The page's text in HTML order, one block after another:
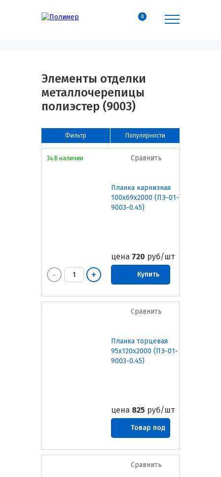
0
Элементы отделки
металлочерепицы
полиэстер (9003)
Популярности
Фильтр
Сравнить
Планка карнизная
100х69х2000 (ПЭ-01-
9003-0.45)
цена 720 руб/шт
Купить
34 В наличии
Сравнить
Планка торцевая
95х120х2000 (ПЭ-01-
9003-0.45)
цена 825 руб/шт
Товар под
заказ
Сравнить